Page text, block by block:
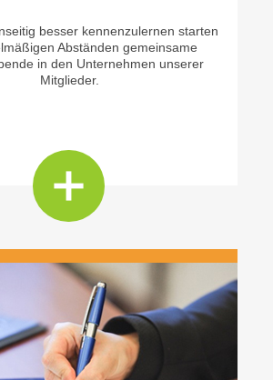
besser kennenzulernen starten
Abständen gemeinsame
in den Unternehmen unserer
Mitglieder.